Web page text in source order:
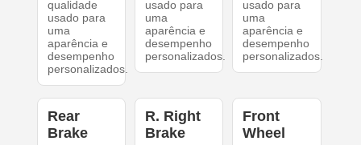
qualidade
usado para
uma
aparência e
desempenho
personalizados.
usado para
uma
aparência e
desempenho
personalizados.
usado para
uma
aparência e
desempenho
personalizados.
Rear
Brake
R. Right
Brake
Front
Wheel